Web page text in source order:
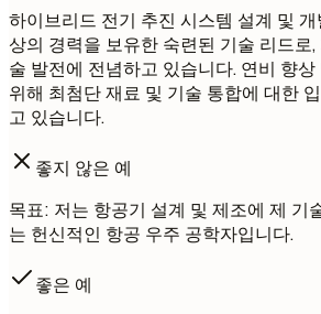
하이브리드 전기 추진 시스템 설계 및
상의 경력을 보유한 숙련된 기술 리드로
술 발전에 전념하고 있습니다. 연비 향
위해 최첨단 재료 및 기술 통합에 대한
고 있습니다.
좋지 않은 예
목표: 저는 항공기 설계 및 제조에 제 기
는 헌신적인 항공 우주 공학자입니다.
좋은 예